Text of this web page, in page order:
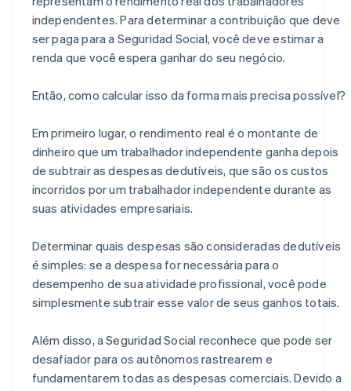
independentes. Para determinar a contribuição que deve
ser paga para a Seguridad Social, você deve estimar a
renda que você espera ganhar do seu negócio.
Então, como calcular isso da forma mais precisa possível?
Em primeiro lugar, o rendimento real é o montante de
dinheiro que um trabalhador independente ganha depois
de subtrair as despesas dedutíveis, que são os custos
incorridos por um trabalhador independente durante as
suas atividades empresariais.
Determinar quais despesas são consideradas dedutíveis
é simples: se a despesa for necessária para o
desempenho de sua atividade profissional, você pode
simplesmente subtrair esse valor de seus ganhos totais.
Além disso, a Seguridad Social reconhece que pode ser
desafiador para os autônomos rastrearem e
fundamentarem todas as despesas comerciais. Devido a